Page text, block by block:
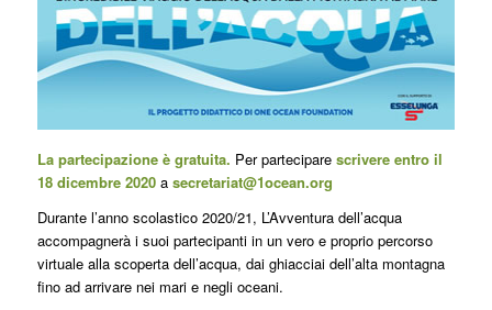
La partecipazione è gratuita. Per partecipare scrivere entro il
18 dicembre 2020a secretariat@1ocean.org
Durante l’anno scolastico 2020/21, L’Avventura dell’acqua
accompagnerà i suoi partecipanti in un vero e proprio percorso
virtuale alla scoperta dell’acqua, dai ghiacciai dell’alta montagna
fino ad arrivare nei mari e negli oceani.